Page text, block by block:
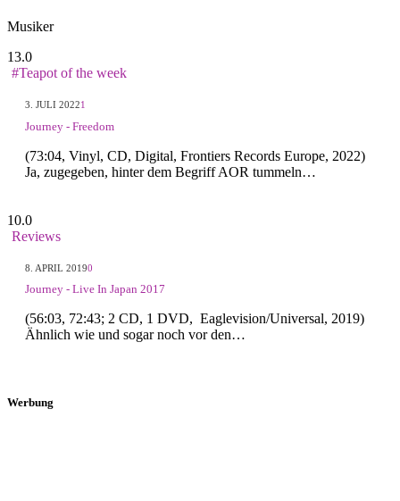
Musiker
13.0
#Teapot of the week
3. JULI 20221
Journey - Freedom
(73:04, Vinyl, CD, Digital, Frontiers Records Europe, 2022)
Ja, zugegeben, hinter dem Begriff AOR tummeln…
10.0
Reviews
8. APRIL 20190
Journey - Live In Japan 2017
(56:03, 72:43; 2 CD, 1 DVD, Eaglevision/Universal, 2019)
Ähnlich wie und sogar noch vor den…
Werbung